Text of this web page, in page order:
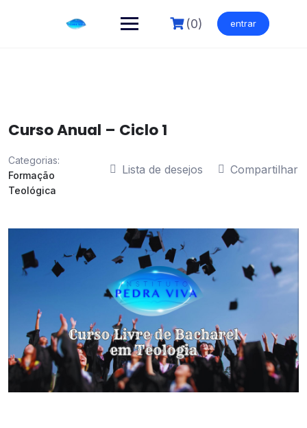
(0) entrar
Curso Anual – Ciclo 1
Categorias:
Formação
Teológica
Lista de desejos Compartilhar